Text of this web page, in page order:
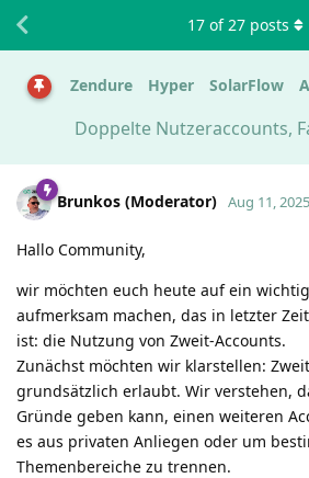
Zendure Hyper SolarFlow
Doppelte Nutzeraccounts,
17 of27 posts
Brunkos (Moderator) Aug 11, 2025
Hallo Community,
wir möchten euch heute auf ein
aufmerksam machen, das in letzter
ist: die Nutzung von Zweit-Accounts.
Zunächst möchten wir klarstellen:
grundsätzlich erlaubt. Wir verstehen,
Gründe geben kann, einen weiteren
es aus privaten Anliegen oder um
Themenbereiche zu trennen.